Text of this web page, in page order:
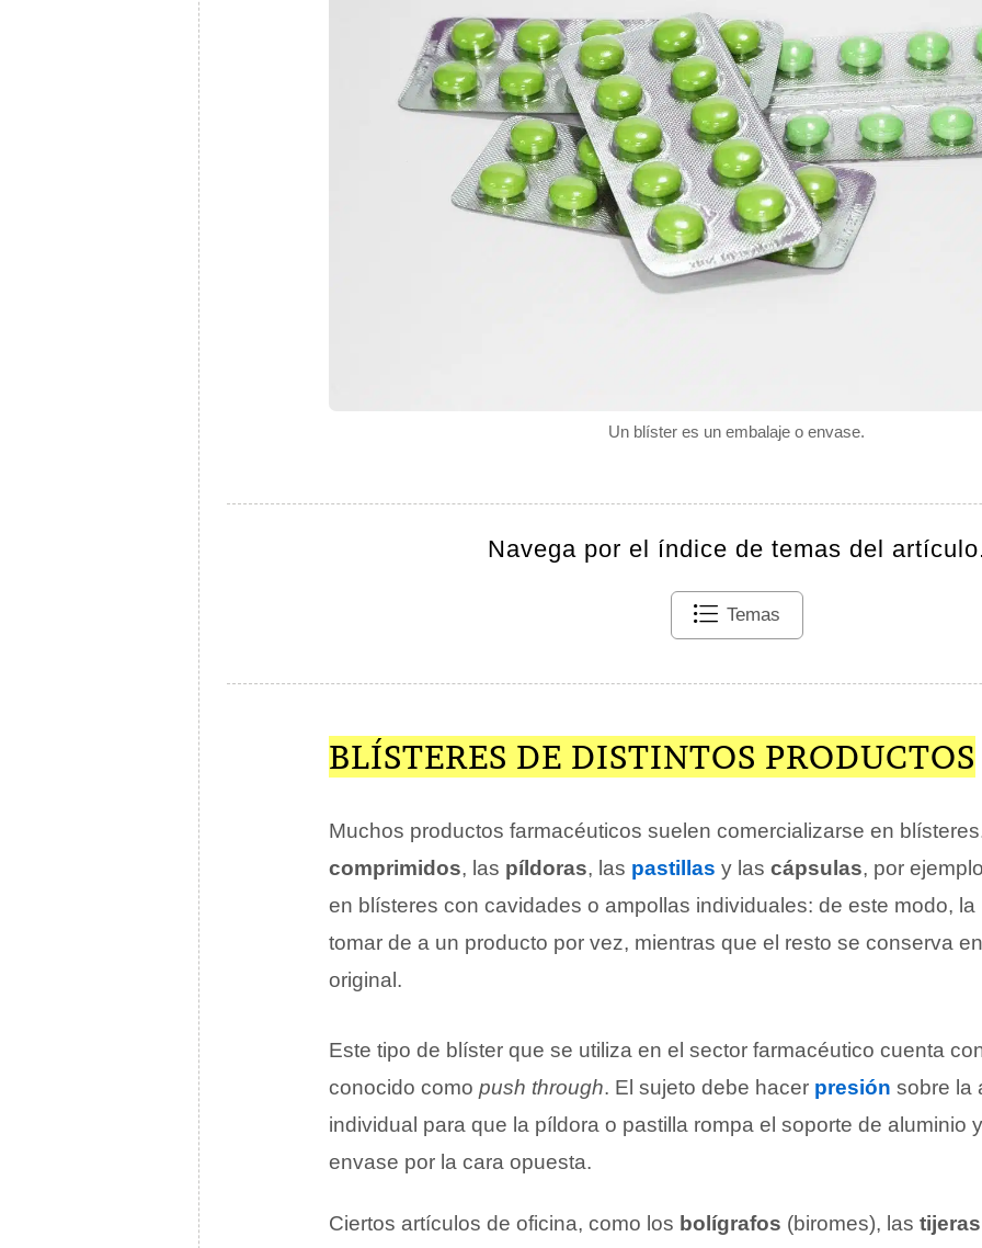
Un blíster es un embalaje o envase.
Navega por el índice de temas del
Temas
BLÍSTERES DE DISTINTOS PRODUCTOS
Muchos productos farmacéuticos suelen comercializarse en
comprimidos, las píldoras, las pastillas y las cápsulas, por
en blísteres con cavidades o ampollas individuales: de este modo,
tomar de a un producto por vez, mientras que el resto se conserva
original.
Este tipo de blíster que se utiliza en el sector farmacéutico cuenta
conocido como push through. El sujeto debe hacer presión sobre la
individual para que la píldora o pastilla rompa el soporte de aluminio
envase por la cara opuesta.
Ciertos artículos de oficina, como los bolígrafos (biromes), las tijeras